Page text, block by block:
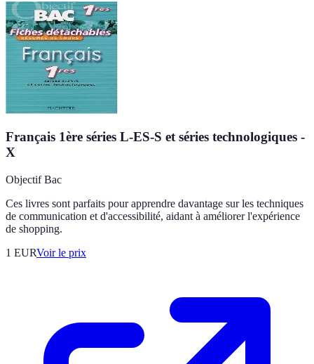
Français 1ère séries L-ES-S et séries technologiques -
X
Objectif Bac
Ces livres sont parfaits pour apprendre davantage sur les techniques
de communication et d'accessibilité, aidant à améliorer l'expérience
de shopping.
1 EURVoir le prix